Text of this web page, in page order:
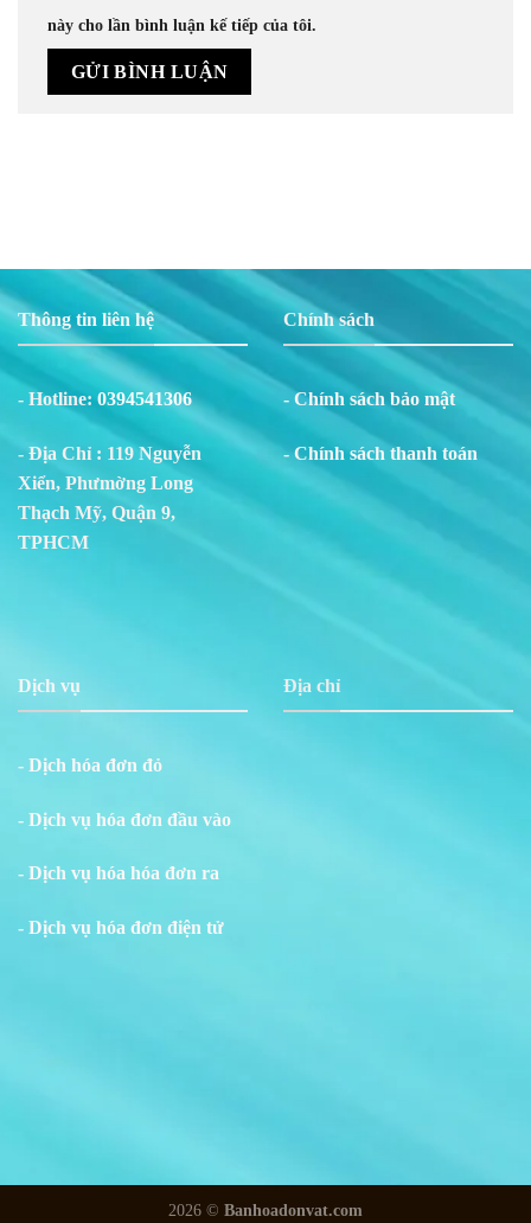
này cho lần bình luận kế tiếp của tôi.
Thông tin liên hệ
- Hotline: 0394541306
- Địa Chỉ : 119 Nguyễn
Xiển, Phưmờng Long
Thạch Mỹ, Quận 9,
TPHCM
Chính sách
- Chính sách bảo mật
- Chính sách thanh toán
Dịch vụ
- Dịch hóa đơn đỏ
- Dịch vụ hóa đơn đầu vào
- Dịch vụ hóa hóa đơn ra
- Dịch vụ hóa đơn điện tử
Địa chỉ
2026 © Banhoadonvat.com